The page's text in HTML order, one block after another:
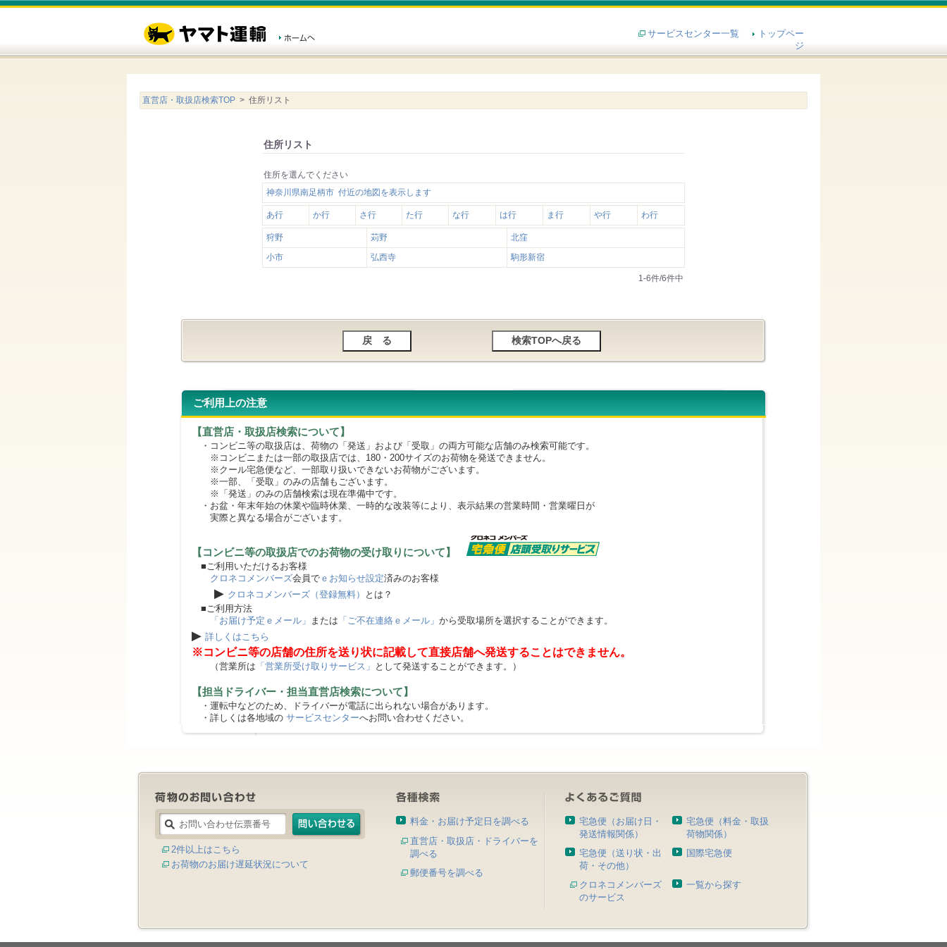
サービスセンター一覧
トップペー
ジ
直営店・取扱店検索TOP > 住所リスト
住所リスト
住所を選んでください
神奈川県南足柄市 付近の地図を表示します
あ行 か行 さ行 た行 な行 は行 ま行 や行 わ行
狩野 苅野
北窪
小市
弘西寺 駒形新宿
1-6件/6件中
ご利用上の注意
【直営店・取扱店検索について】
・コンビニ等の取扱店は、荷物の「発送」および「受取」の両方可能な店舗のみ検索可能です。
※コンビニまたは一部の取扱店では、180・200サイズのお荷物を発送できません。
※クール宅急便など、一部取り扱いできないお荷物がございます。
※一部、「受取」のみの店舗もございます。
※「発送」のみの店舗検索は現在準備中です。
・お盆・年末年始の休業や臨時休業、一時的な改装等により、表示結果の営業時間・営業曜日が
実際と異なる場合がございます。
【コンビニ等の取扱店でのお荷物の受け取りについて】
■ご利用いただけるお客様
クロネコメンバーズ会員で ｅお知らせ設定済みのお客様
▶ クロネコメンバーズ（登録無料）
とは？
■ご利用方法
「お届け予定ｅメール」 または 「ご不在連絡ｅメール」 から受取場所を選択することができます。
▶ 詳しくはこちら
※コンビニ等の店舗の住所を送り状に記載して直接店舗へ発送することはできません。
（営業所は 「営業所受け取りサービス」 として発送することができます。）
【担当ドライバー・担当直営店検索について】
・運転中などのため、ドライバーが電話に出られない場合があります。
・詳しくは各地域の サービスセンターへお問い合わせください。
2件以上はこちら
お荷物のお届け遅延状況について
料金・お届け予定日を調べる
直営店・取扱店・ドライバーを
調べる
郵便番号を調べる
宅急便（お届け日・
発送情報関係）
宅急便（料金・取扱
荷物関係）
宅急便（送り状・出
荷・その他）
国際宅急便
クロネコメンバーズ
のサービス
一覧から探す